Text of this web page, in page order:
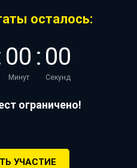
осталось:
00
Минут
: 00
Секунд
ограничено!
УЧАСТИЕ